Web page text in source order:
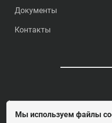
Документы
Контакты
Мы используем файлы